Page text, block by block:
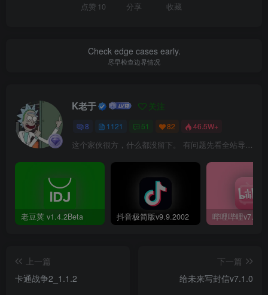
点赞 10 分享 收藏
Check edge cases early.
尽早检查边界情况
K老于 关注
8 1121 51 82 46.5W+
这个家伙很方，什么都没留下。 有问题先看全站导航页，解决不了再@我！
老豆荚 v1.4.2Beta 抖音极简版v9.9.2002
上一篇
卡通战争2_1.1.2
下一篇
给未来写封信v7.1.0